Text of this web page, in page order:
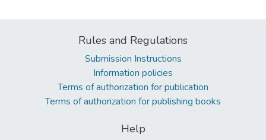
Rules and Regulations
Submission Instructions
Information policies
Terms of authorization for publication
Terms of authorization for publishing books
Help